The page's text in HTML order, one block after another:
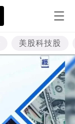
美股科技股